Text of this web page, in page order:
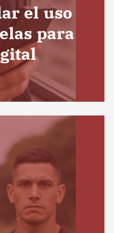
el uso
para